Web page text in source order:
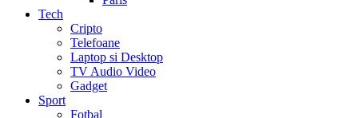
Tech
Cripto
Telefoane
Laptop si Desktop
TV Audio Video
Gadget
Sport
Fotbal